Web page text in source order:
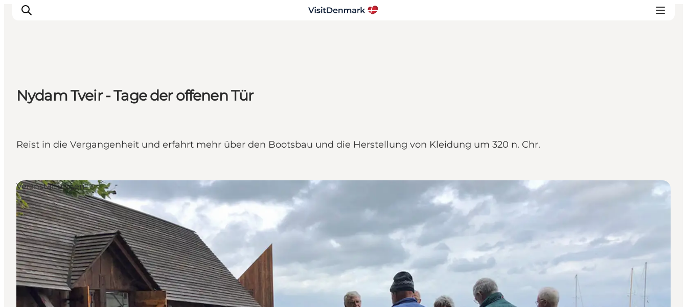
Inspiration
Regionen
Reiseplanung
Nydam Tveir - Tage der offenen Tür
Reist in die Vergangenheit und erfahrt mehr über den Bootsbau und die Herstellung von Kleidung um 320 n. Chr.
Veranstaltungen